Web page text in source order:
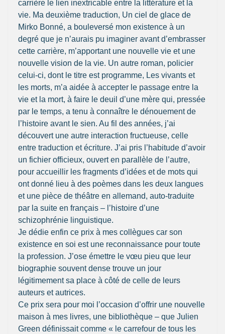
carrière le lien inextricable entre la littérature et la
vie. Ma deuxième traduction, Un ciel de glace de
Mirko Bonné, a bouleversé mon existence à un
degré que je n’aurais pu imaginer avant d’embrasser
cette carrière, m’apportant une nouvelle vie et une
nouvelle vision de la vie. Un autre roman, policier
celui-ci, dont le titre est programme, Les vivants et
les morts, m’a aidée à accepter le passage entre la
vie et la mort, à faire le deuil d’une mère qui, pressée
par le temps, a tenu à connaître le dénouement de
l’histoire avant le sien. Au fil des années, j’ai
découvert une autre interaction fructueuse, celle
entre traduction et écriture. J’ai pris l’habitude d’avoir
un fichier officieux, ouvert en parallèle de l’autre,
pour accueillir les fragments d’idées et de mots qui
ont donné lieu à des poèmes dans les deux langues
et une pièce de théâtre en allemand, auto-traduite
par la suite en français – l’histoire d’une
schizophrénie linguistique.
Je dédie enfin ce prix à mes collègues car son
existence en soi est une reconnaissance pour toute
la profession. J’ose émettre le vœu pieu que leur
biographie souvent dense trouve un jour
légitimement sa place à côté de celle de leurs
auteurs et autrices.
Ce prix sera pour moi l’occasion d’offrir une nouvelle
maison à mes livres, une bibliothèque – que Julien
Green définissait comme « le carrefour de tous les